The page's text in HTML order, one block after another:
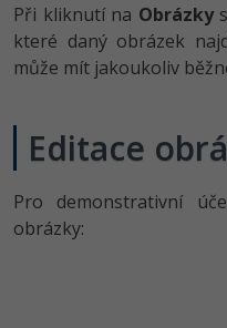
Při kliknutí na Obrázky
které daný obrázek
může mít jakoukoliv
Editace
Pro demonstrativní
obrázky: